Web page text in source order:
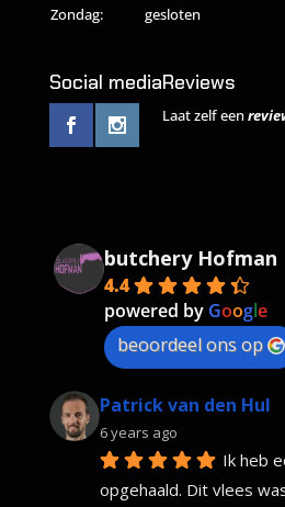
Zondag:
gesloten
Social mediaReviews
Laat zelf een
butchery Hofman
4.4
powered by Google
beoordeel ons op
Patrick van den Hul
6 years ago
Ik heb
opgehaald. Dit vlees